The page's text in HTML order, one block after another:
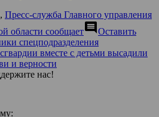
, Пресс-служба Главного управления
области сообщаетcomment Оставить
спецподразделения
вместе с детьми высадили
и верности
нас!